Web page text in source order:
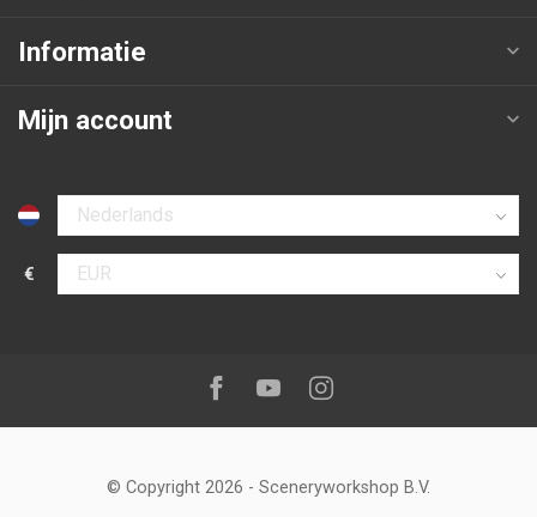
Informatie
Mijn account
Selecteer taal
€
Selecteer valuta
Volg ons op:Facebook
YoutubeInstagram
© Copyright 2026 - Sceneryworkshop B.V.